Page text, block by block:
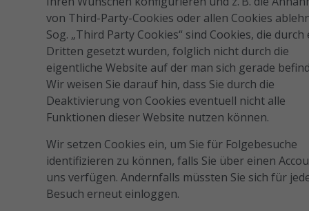
von Third-Party-Cookies oder allen Cookies
Sog. „Third Party Cookies“ sind Cookies, die durch
Dritten gesetzt wurden, folglich nicht durch die
eigentliche Website auf der man sich gerade
Wir weisen Sie darauf hin, dass Sie durch die
Deaktivierung von Cookies eventuell nicht alle
Funktionen dieser Website nutzen können.
Wir setzen Cookies ein, um Sie für Folgebesuche
identifizieren zu können, falls Sie über einen
uns verfügen. Andernfalls müssten Sie sich für
Besuch erneut einloggen.